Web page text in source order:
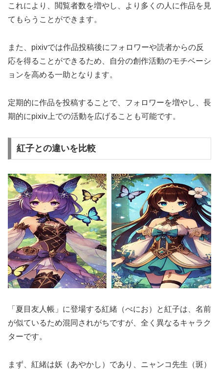
これにより、閲覧者数を増やし、より多くの人に作品を見
てもらうことができます。
また、pixivでは作品投稿後にフォロワーや読者からの反
応を得ることができるため、自分の創作活動のモチベーシ
ョンを高める一助となります。
定期的に作品を投稿することで、フォロワーを増やし、長
期的にpixiv上での活動を広げることも可能です。
紅子との違いを比較
「夏目友人帳」に登場する紅緒（べにお）と紅子は、名前
が似ているため混同されがちですが、全く異なるキャラク
ターです。
まず、紅緒は妖（あやかし）であり、ニャンコ先生（斑）